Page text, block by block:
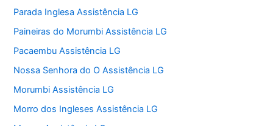
Parada Inglesa Assistência LG
Paineiras do Morumbi Assistência LG
Pacaembu Assistência LG
Nossa Senhora do O Assistência LG
Morumbi Assistência LG
Morro dos Ingleses Assistência LG